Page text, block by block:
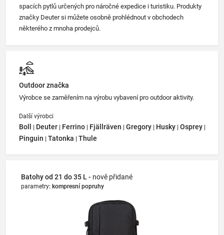
spacích pytlů určených pro náročné expedice i turistiku. Produkty
značky Deuter si můžete osobně prohlédnout v obchodech
některého z mnoha prodejců.
Outdoor značka
Výrobce se zaměřením na výrobu vybavení pro outdoor aktivity.
Další výrobci
Boll | Deuter | Ferrino | Fjällräven | Gregory | Husky | Osprey |
Pinguin | Tatonka | Thule
Batohy od 21 do 35 L - nově přidané
parametry: kompresní popruhy